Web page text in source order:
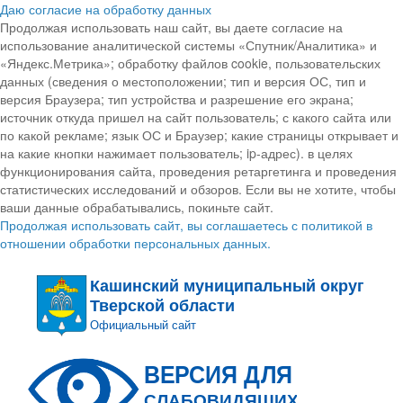
Даю согласие на обработку данных
Продолжая использовать наш сайт, вы даете согласие на
использование аналитической системы «Спутник/Аналитика» и
«Яндекс.Метрика»; обработку файлов cookie, пользовательских
данных (сведения о местоположении; тип и версия ОС, тип и
версия Браузера; тип устройства и разрешение его экрана;
источник откуда пришел на сайт пользователь; с какого сайта или
по какой рекламе; язык ОС и Браузер; какие страницы открывает и
на какие кнопки нажимает пользователь; ip-адрес). в целях
функционирования сайта, проведения ретаргетинга и проведения
статистических исследований и обзоров. Если вы не хотите, чтобы
ваши данные обрабатывались, покиньте сайт.
Продолжая использовать сайт, вы соглашаетесь с политикой в
отношении обработки персональных данных.